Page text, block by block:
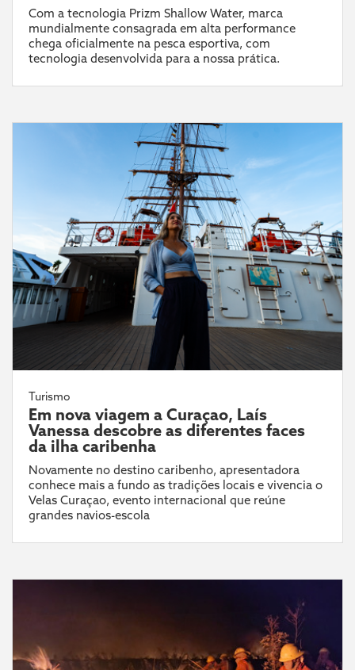
Com a tecnologia Prizm Shallow Water, marca
mundialmente consagrada em alta performance
chega oficialmente na pesca esportiva, com
tecnologia desenvolvida para a nossa prática.
Turismo
Em nova viagem a Curaçao, Laís
Vanessa descobre as diferentes faces
da ilha caribenha
Novamente no destino caribenho, apresentadora
conhece mais a fundo as tradições locais e vivencia o
Velas Curaçao, evento internacional que reúne
grandes navios-escola